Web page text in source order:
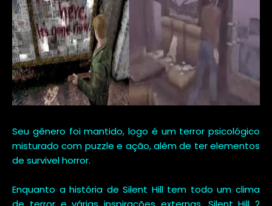
Seu gênero foi mantido, logo é um terror psicológico
misturado com puzzle e ação, além de ter elementos
de survivel horror.
Enquanto a história de Silent Hill tem todo um clima